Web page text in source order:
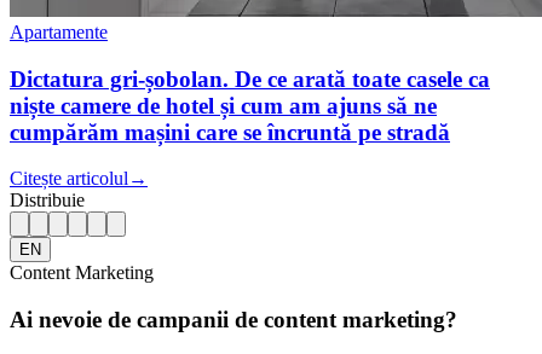
Apartamente
Dictatura gri-șobolan. De ce arată toate casele ca
niște camere de hotel și cum am ajuns să ne
cumpărăm mașini care se încruntă pe stradă
Citește articolul →
Distribuie
EN
Content Marketing
Ai nevoie de campanii de content marketing?